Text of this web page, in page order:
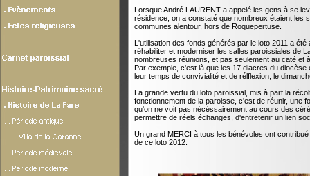
Lorsque André LAURENT a appelé les gens à se
résidence, on a constaté que nombreux étaient les
communes alentour, hors de Roquepertuse.
L'utilisation des fonds générés par le loto 2011 a
réhabiliter et moderniser les salles paroissiales de
nombreuses réunions, et pas seulement au caté et
Par exemple, c'est là que les 17 diacres du
leur temps de convivialité et de rélflexion, le
La grande vertu du loto paroissial, mis à part la
fonctionnement de la paroisse, c'est de réunir, une
qu'on ne voit pas nécéssairement au cours des
permettre de réels échanges, d'entretenir un lien
Un grand MERCI à tous les bénévoles ont
de ce loto 2012.